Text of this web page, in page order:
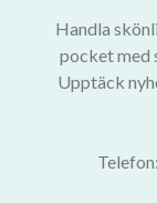
Handla
pocket med
Upptäck